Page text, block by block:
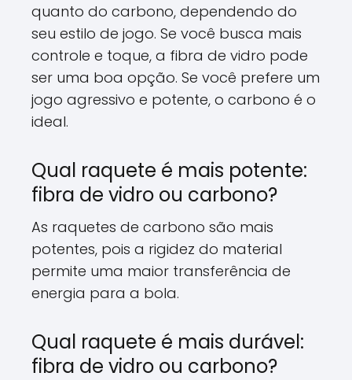
quanto do carbono, dependendo do
seu estilo de jogo. Se você busca mais
controle e toque, a fibra de vidro pode
ser uma boa opção. Se você prefere um
jogo agressivo e potente, o carbono é o
ideal.
Qual raquete é mais potente:
fibra de vidro ou carbono?
As raquetes de carbono são mais
potentes, pois a rigidez do material
permite uma maior transferência de
energia para a bola.
Qual raquete é mais durável:
fibra de vidro ou carbono?